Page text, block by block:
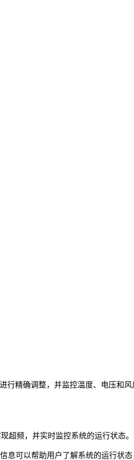
行精确调整，并监控温度、电压和
超频，并实时监控系统的运行状态。
息可以帮助用户了解系统的运行状